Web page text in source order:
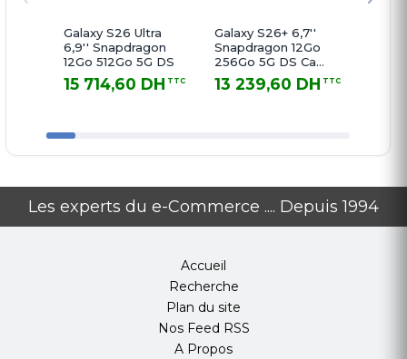
Nombre de haut-parleurs: 1
BATTERIE
Chargement sans fil: Non
Charge rapide: Oui
Système d'exploitation: Android
Version du système d'exploitation (OS): Android 10
Galaxy S26 Ultra
6,9'' Snapdragon
12Go 512Go 5G DS
15 714,60 DH TTC
Galaxy S26+ 6,7''
Snapdragon 12Go
256Go 5G DS Cam
av 15 Mpx Cam arr
50Mpx Cobalt
13 239,60 DH TTC
Les experts du e-Commerce .... Depuis 1994
Accueil
Recherche
Plan du site
Nos Feed RSS
A Propos